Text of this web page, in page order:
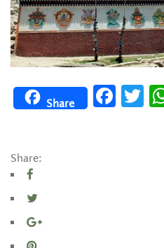
Share
Facebook
Share: